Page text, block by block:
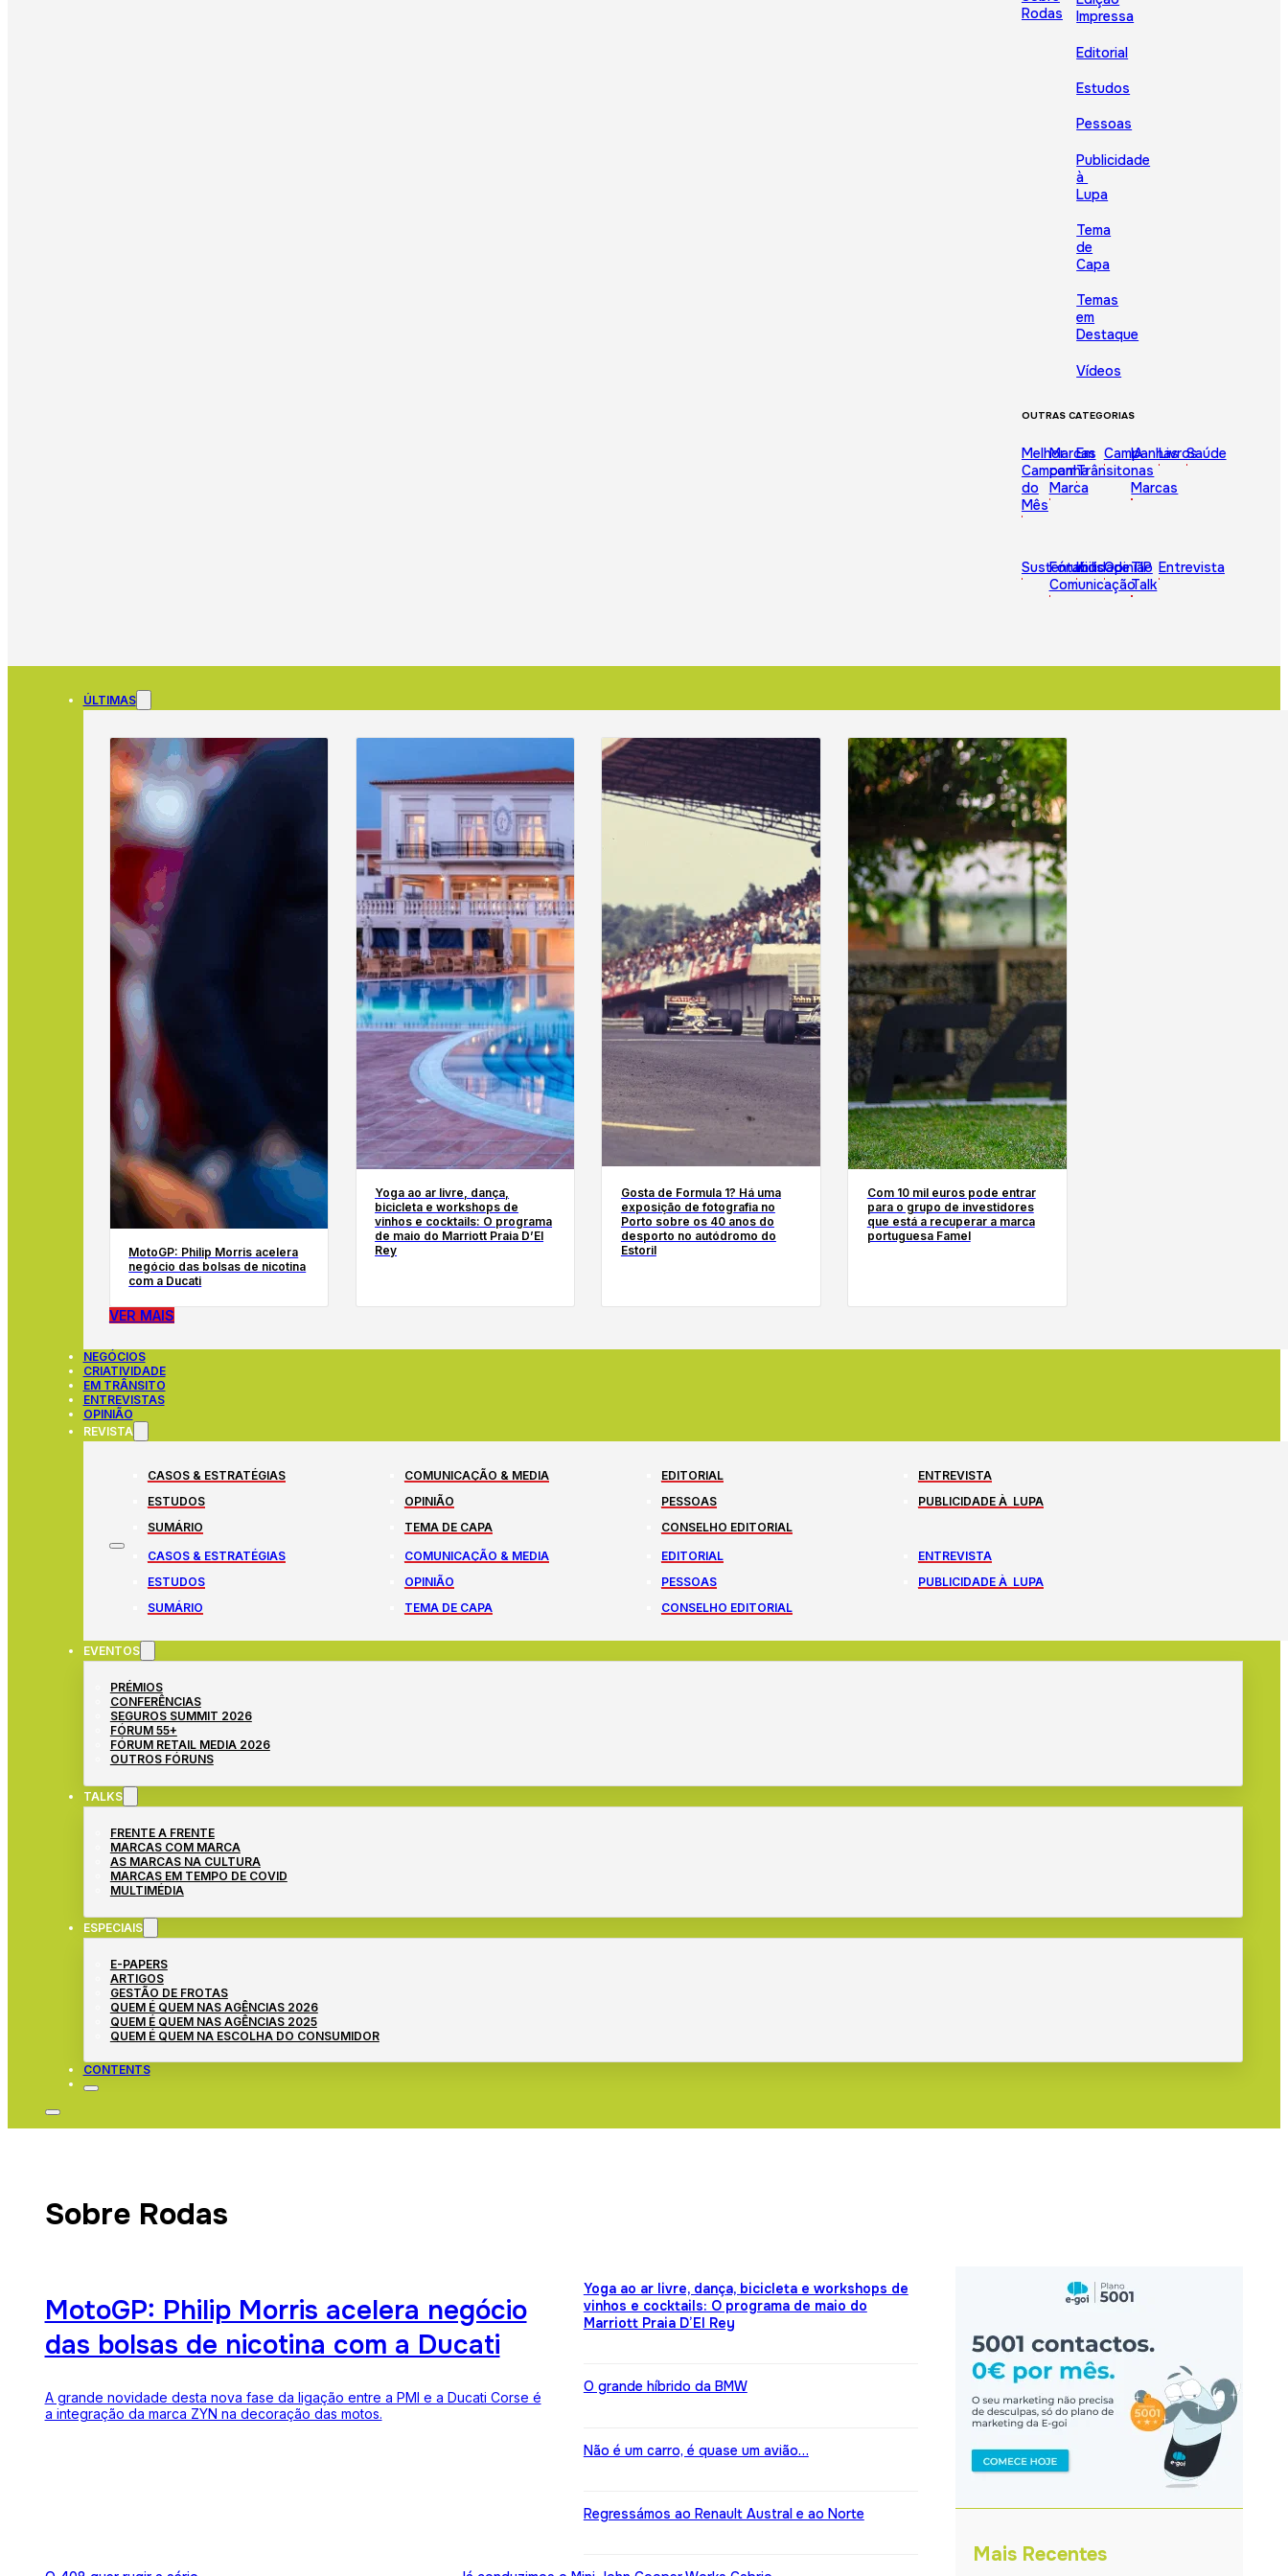
Rodas
Impressa
Editorial
Estudos
Pessoas
Publicidade
à
Lupa
Tema
de
Capa
Temas
em
Destaque
Vídeos
OUTRAS CATEGORIAS
Melhor
Campanha
do
Mês
Marcas
com
Marca
Em
Trânsito
Campanhas
IA
nas
Marcas
LivrosSaúde
Sustentabilidade
Fórum
Comunicação
KidsOpinião
TIP
Talk
Entrevista
ÚLTIMAS
MotoGP: Philip Morris acelera
negócio das bolsas de nicotina
com a Ducati
Yoga ao ar livre, dança,
bicicleta e workshops de
vinhos e cocktails: O programa
de maio do Marriott Praia D’El
Rey
Gosta de Formula 1? Há uma
exposição de fotografia no
Porto sobre os 40 anos do
desporto no autódromo do
Estoril
Com 10 mil euros pode entrar
para o grupo de investidores
que está a recuperar a marca
portuguesa Famel
VER MAIS
NEGÓCIOS
CRIATIVIDADE
EM TRÂNSITO
ENTREVISTAS
OPINIÃO
REVISTA
CASOS & ESTRATÉGIAS COMUNICAÇÃO & MEDIA EDITORIAL
ENTREVISTA
ESTUDOS
OPINIÃO PESSOAS
PUBLICIDADE À LUPA
SUMÁRIO
TEMA DE CAPA
CONSELHO EDITORIAL
CASOS & ESTRATÉGIAS
COMUNICAÇÃO & MEDIA EDITORIAL
ENTREVISTA
ESTUDOS
OPINIÃO PESSOAS
PUBLICIDADE À LUPA
SUMÁRIO
TEMA DE CAPA CONSELHO EDITORIAL
EVENTOS
PRÉMIOS
CONFERÊNCIAS
SEGUROS SUMMIT 2026
FÓRUM 55+
FÓRUM RETAIL MEDIA 2026
OUTROS FÓRUNS
TALKS
FRENTE A FRENTE
MARCAS COM MARCA
AS MARCAS NA CULTURA
MARCAS EM TEMPO DE COVID
MULTIMÉDIA
ESPECIAIS
E-PAPERS
ARTIGOS
GESTÃO DE FROTAS
QUEM É QUEM NAS AGÊNCIAS 2026
QUEM É QUEM NAS AGÊNCIAS 2025
QUEM É QUEM NA ESCOLHA DO CONSUMIDOR
CONTENTS
Sobre Rodas
MotoGP: Philip Morris acelera negócio
das bolsas de nicotina com a Ducati
A grande novidade desta nova fase da ligação entre a PMI e a Ducati Corse é
a integração da marca ZYN na decoração das motos.
Yoga ao ar livre, dança, bicicleta e workshops de
vinhos e cocktails: O programa de maio do
Marriott Praia D’El Rey
O grande híbrido da BMW
Não é um carro, é quase um avião…
Regressámos ao Renault Austral e ao Norte
Mais Recentes